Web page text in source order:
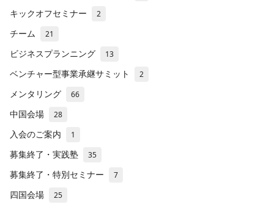
キックオフセミナー 2
チーム 21
ビジネスプランニング 13
ベンチャー型事業承継サミット 2
メンタリング 66
中国会場 28
入会のご案内 1
募集終了・実践塾 35
募集終了・特別セミナー 7
四国会場 25